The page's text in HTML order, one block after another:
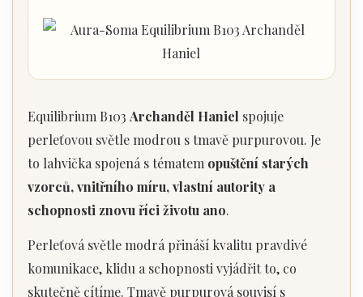
Equilibrium B103 Archanděl Hanielspojuje
perleťovou světle modrou s tmavě purpurovou. Je
to lahvička spojená s tématem opuštění starých
vzorců, vnitřního míru, vlastní autority a
schopnosti znovu říci životu ano.
Perleťová světle modrá přináší kvalitu pravdivé
komunikace, klidu a schopnosti vyjádřit to, co
skutečně cítíme. Tmavě purpurová souvisí s